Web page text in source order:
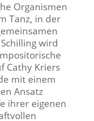
Organismen
Tanz, in der
wird
Cathy Kriers
mit einem
Ansatz
ihrer eigenen